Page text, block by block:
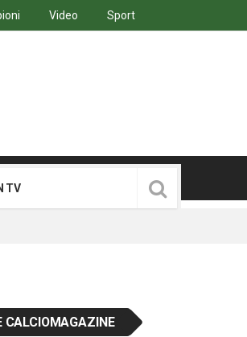
Video Sport
TV
CALCIOMAGAZINE